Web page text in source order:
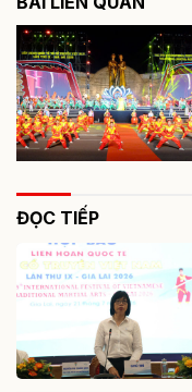
ĐỌC TIẾP